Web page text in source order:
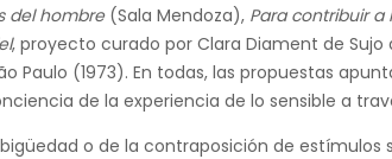
del hombre(Sala Mendoza), Para contribuir
, proyecto curado por Clara Diament de
Paulo (1973). En todas, las propuestas
de la experiencia de lo sensible a
o de la contraposición de estímulos